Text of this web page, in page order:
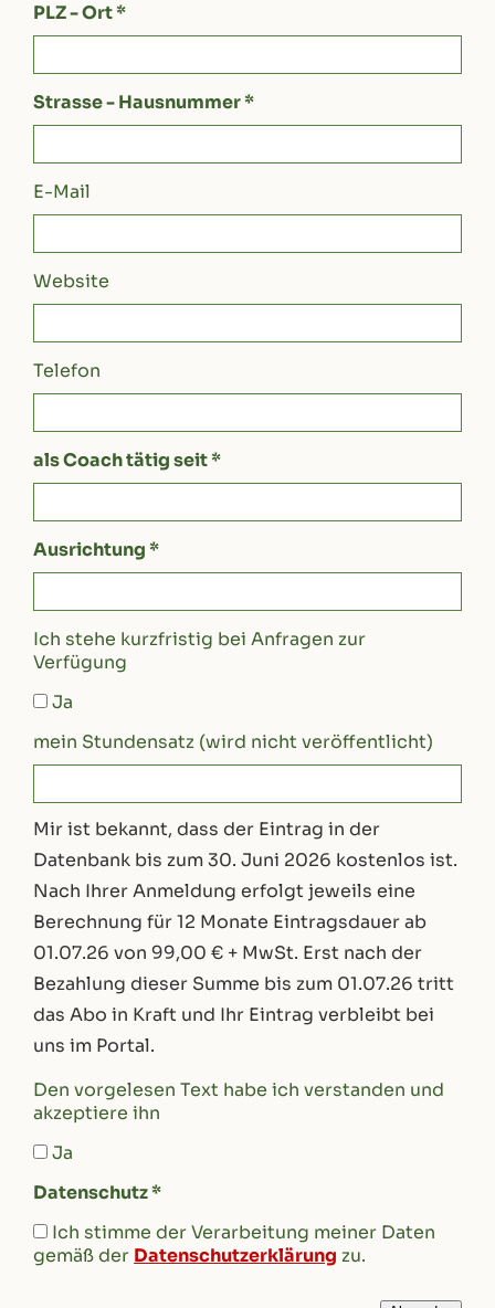
PLZ - Ort *
Strasse - Hausnummer *
E-Mail
Website
Telefon
als Coach tätig seit *
Ausrichtung *
Ich stehe kurzfristig bei Anfragen zur
Verfügung
Ja
mein Stundensatz (wird nicht veröffentlicht)
Mir ist bekannt, dass der Eintrag in der
Datenbank bis zum 30. Juni 2026 kostenlos ist.
Nach Ihrer Anmeldung erfolgt jeweils eine
Berechnung für 12 Monate Eintragsdauer ab
01.07.26 von 99,00 € + MwSt. Erst nach der
Bezahlung dieser Summe bis zum 01.07.26 tritt
das Abo in Kraft und Ihr Eintrag verbleibt bei
uns im Portal.
Den vorgelesen Text habe ich verstanden und
akzeptiere ihn
Ja
Datenschutz *
Ich stimme der Verarbeitung meiner Daten
gemäß der Datenschutzerklärung zu.